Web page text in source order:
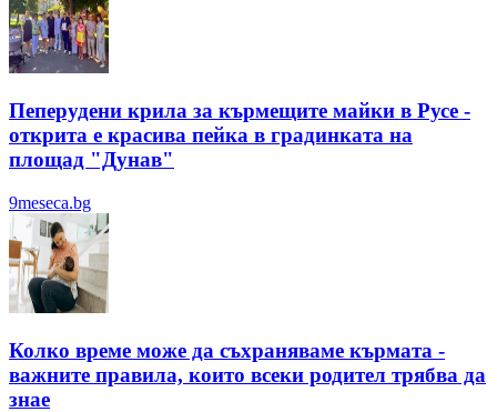
Пеперудени крила за кърмещите майки в Русе -
открита е красива пейка в градинката на
площад "Дунав"
9meseca.bg
Колко време може да съхраняваме кърмата -
важните правила, които всеки родител трябва да
знае